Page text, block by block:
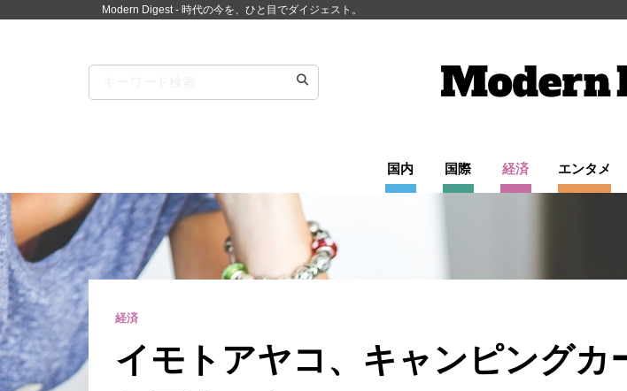
Modern Digest - 時代の今を、ひと目でダイジェスト。
国内 国際 経済 エンタメ
経済
イモトアヤコ、キャンピングカ